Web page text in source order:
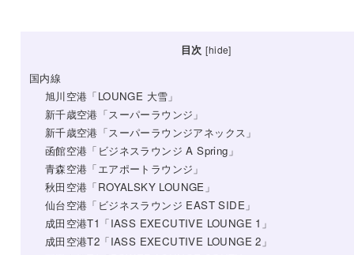
目次 [hide]
国内線
旭川空港「LOUNGE 大雪」
新千歳空港「スーパーラウンジ」
新千歳空港「スーパーラウンジアネックス」
函館空港「ビジネスラウンジ A Spring」
青森空港「エアポートラウンジ」
秋田空港「ROYALSKY LOUNGE」
仙台空港「ビジネスラウンジ EAST SIDE」
成田空港T1「IASS EXECUTIVE LOUNGE 1」
成田空港T2「IASS EXECUTIVE LOUNGE 2」